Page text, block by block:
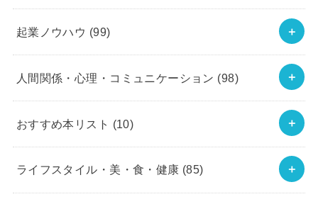
起業ノウハウ (99)
人間関係・心理・コミュニケーション (98)
おすすめ本リスト (10)
ライフスタイル・美・食・健康 (85)